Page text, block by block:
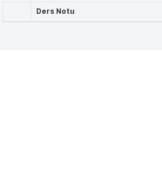
Ders Notu